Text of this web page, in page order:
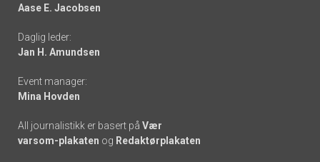
-
links
Aase E. Jacobsen
Daglig leder:
Jan H. Amundsen
Event manager:
Mina Hovden
All journalistikk er basert på Vær
varsom-plakaten og Redaktørplakaten